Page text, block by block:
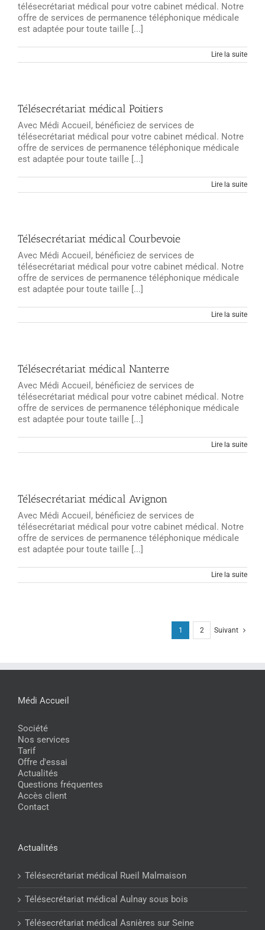
télésecrétariat médical pour votre cabinet médical. Notre
offre de services de permanence téléphonique médicale
est adaptée pour toute taille [...]
Lire la suite
Télésecrétariat médical Poitiers
Avec Médi Accueil, bénéficiez de services de
télésecrétariat médical pour votre cabinet médical. Notre
offre de services de permanence téléphonique médicale
est adaptée pour toute taille [...]
Lire la suite
Télésecrétariat médical Courbevoie
Avec Médi Accueil, bénéficiez de services de
télésecrétariat médical pour votre cabinet médical. Notre
offre de services de permanence téléphonique médicale
est adaptée pour toute taille [...]
Lire la suite
Télésecrétariat médical Nanterre
Avec Médi Accueil, bénéficiez de services de
télésecrétariat médical pour votre cabinet médical. Notre
offre de services de permanence téléphonique médicale
est adaptée pour toute taille [...]
Lire la suite
Télésecrétariat médical Avignon
Avec Médi Accueil, bénéficiez de services de
télésecrétariat médical pour votre cabinet médical. Notre
offre de services de permanence téléphonique médicale
est adaptée pour toute taille [...]
Lire la suite
1 2 Suivant
Médi Accueil
Société
Nos services
Tarif
Offre d'essai
Actualités
Questions fréquentes
Accès client
Contact
Actualités
Télésecrétariat médical Rueil Malmaison
Télésecrétariat médical Aulnay sous bois
Télésecrétariat médical Asnières sur Seine